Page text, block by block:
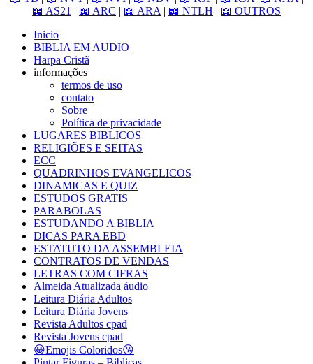
📖 AS21 | 📖 ARC | 📖 ARA | 📖 NTLH | 📖 OUTROS
Inicio
BIBLIA EM AUDIO
Harpa Cristã
informações
termos de uso
contato
Sobre
Política de privacidade
LUGARES BIBLICOS
RELIGIÕES E SEITAS
ECC
QUADRINHOS EVANGELICOS
DINAMICAS E QUIZ
ESTUDOS GRATIS
PARABOLAS
ESTUDANDO A BIBLIA
DICAS PARA EBD
ESTATUTO DA ASSEMBLEIA
CONTRATOS DE VENDAS
LETRAS COM CIFRAS
Almeida Atualizada áudio
Leitura Diária Adultos
Leitura Diária Jovens
Revista Adultos cpad
Revista Jovens cpad
😀Emojis Coloridos😘